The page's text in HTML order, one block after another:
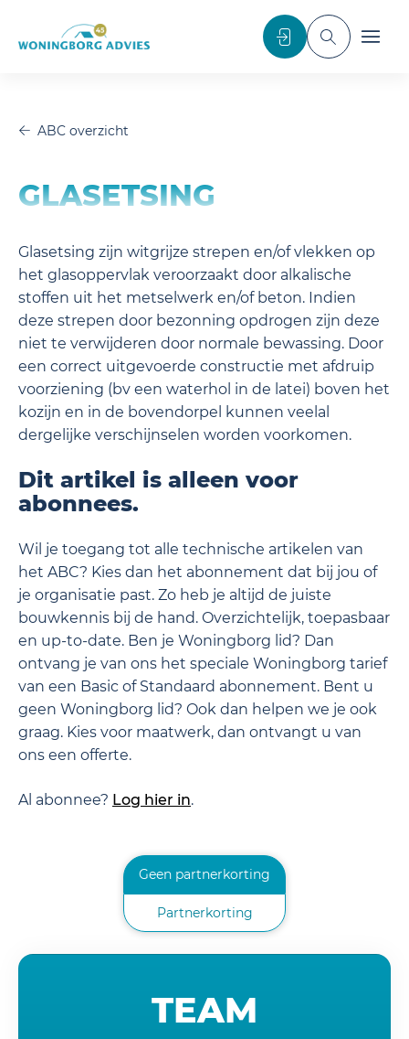
InloggenToggle
ABC overzicht
GLASETSING
Glasetsing zijn witgrijze strepen en/of vlekken op
het glasoppervlak veroorzaakt door alkalische
stoffen uit het metselwerk en/of beton. Indien
deze strepen door bezonning opdrogen zijn deze
niet te verwijderen door normale bewassing. Door
een correct uitgevoerde constructie met afdruip
voorziening (bv een waterhol in de latei) boven het
kozijn en in de bovendorpel kunnen veelal
dergelijke verschijnselen worden voorkomen.
Dit artikel is alleen voor
abonnees.
Wil je toegang tot alle technische artikelen van
het ABC? Kies dan het abonnement dat bij jou of
je organisatie past. Zo heb je altijd de juiste
bouwkennis bij de hand. Overzichtelijk, toepasbaar
en up-to-date. Ben je Woningborg lid? Dan
ontvang je van ons het speciale Woningborg tarief
van een Basic of Standaard abonnement. Bent u
geen Woningborg lid? Ook dan helpen we je ook
graag. Kies voor maatwerk, dan ontvangt u van
ons een offerte.
Al abonnee? Log hier in.
Geen partnerkorting
Partnerkorting
TEAM